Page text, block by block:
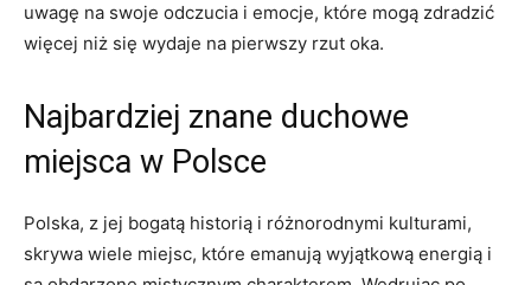
uwagę na swoje odczucia i emocje, które mogą zdradzić
więcej niż ​się wydaje na pierwszy⁤ rzut oka.
Najbardziej znane duchowe
miejsca w Polsce
Polska, z jej bogatą‌ historią i różnorodnymi ⁣kulturami,
skrywa wiele miejsc, które emanują wyjątkową energią i